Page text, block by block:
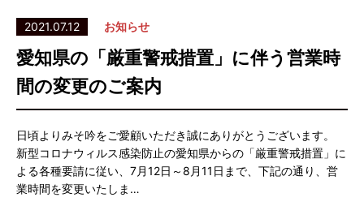
2021.07.12 お知らせ
愛知県の「厳重警戒措置」に伴う営業時
間の変更のご案内
日頃よりみそ吟をご愛顧いただき誠にありがとうございます。
新型コロナウィルス感染防止の愛知県からの「厳重警戒措置」に
よる各種要請に従い、7月12日～8月11日まで、下記の通り、営
業時間を変更いたしま…